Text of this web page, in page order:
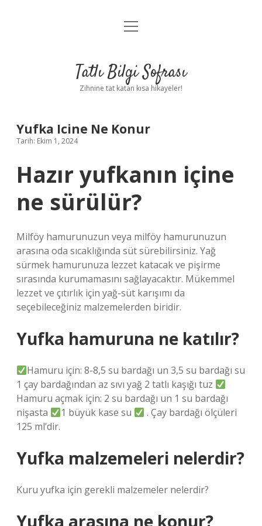
Anasayfa
Yasal Uyarı
menüyü
Tatlı Bilgi Sofrası
Zihnine tat katan kısa hikayeler!
Yufka Icine Ne Konur
Tarih: Ekim 1, 2024
Hazır yufkanın içine
ne sürülür?
Milföy hamurunuzun veya milföy hamurunuzun
arasına oda sıcaklığında süt sürebilirsiniz. Yağ
sürmek hamurunuza lezzet katacak ve pişirme
sırasında kurumamasını sağlayacaktır. Mükemmel
lezzet ve çıtırlık için yağ-süt karışımı da
seçebileceğiniz malzemelerden biridir.
Yufka hamuruna ne katılır?
Hamuru için: 8-8,5 su bardağı un 3,5 su bardağı su
1 çay bardağından az sıvı yağ 2 tatlı kaşığı tuz
Hamuru açmak için: 2 su bardağı un 1 su bardağı
nişasta
1 büyük kase su
. Çay bardağı ölçüleri
125 ml’dir.
Yufka malzemeleri nelerdir?
Kuru yufka için gerekli malzemeler nelerdir?
Yufka arasına ne konur?